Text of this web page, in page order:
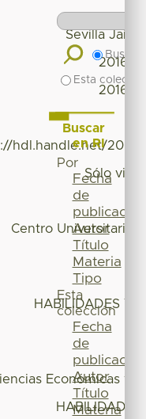
Sevilla
2016-
2016-
hdl.handle.net/
Sólo
Centro Universitario
HABILIDADES Y
Económicas y
Buscar
Esta
Buscar
en RI
Por
Fecha
de
publicación
Autor
Título
Materia
Tipo
Esta
colección
Fecha
de
publicación
Autor
Título
Materia